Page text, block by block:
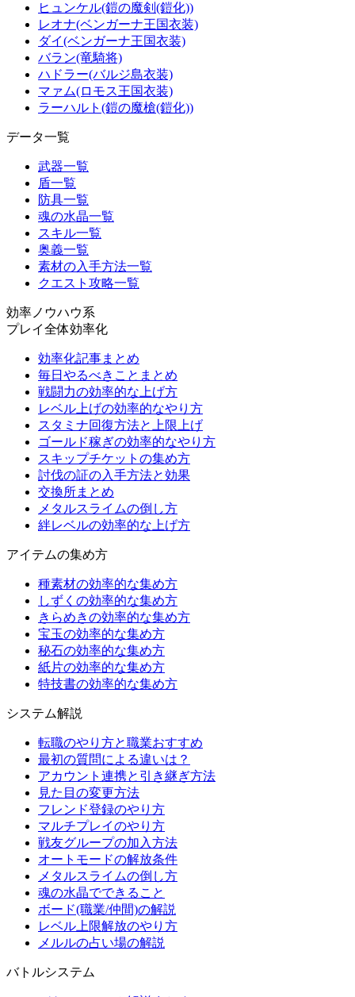
ヒュンケル(鎧の魔剣(鎧化))
レオナ(ベンガーナ王国衣装)
ダイ(ベンガーナ王国衣装)
バラン(竜騎将)
ハドラー(バルジ島衣装)
マァム(ロモス王国衣装)
ラーハルト(鎧の魔槍(鎧化))
データ一覧
武器一覧
盾一覧
防具一覧
魂の水晶一覧
スキル一覧
奥義一覧
素材の入手方法一覧
クエスト攻略一覧
効率ノウハウ系
プレイ全体効率化
効率化記事まとめ
毎日やるべきことまとめ
戦闘力の効率的な上げ方
レベル上げの効率的なやり方
スタミナ回復方法と上限上げ
ゴールド稼ぎの効率的なやり方
スキップチケットの集め方
討伐の証の入手方法と効果
交換所まとめ
メタルスライムの倒し方
絆レベルの効率的な上げ方
アイテムの集め方
種素材の効率的な集め方
しずくの効率的な集め方
きらめきの効率的な集め方
宝玉の効率的な集め方
秘石の効率的な集め方
紙片の効率的な集め方
特技書の効率的な集め方
システム解説
転職のやり方と職業おすすめ
最初の質問による違いは？
アカウント連携と引き継ぎ方法
見た目の変更方法
フレンド登録のやり方
マルチプレイのやり方
戦友グループの加入方法
オートモードの解放条件
メタルスライムの倒し方
魂の水晶でできること
ボード(職業/仲間)の解説
レベル上限解放のやり方
メルルの占い場の解説
バトルシステム